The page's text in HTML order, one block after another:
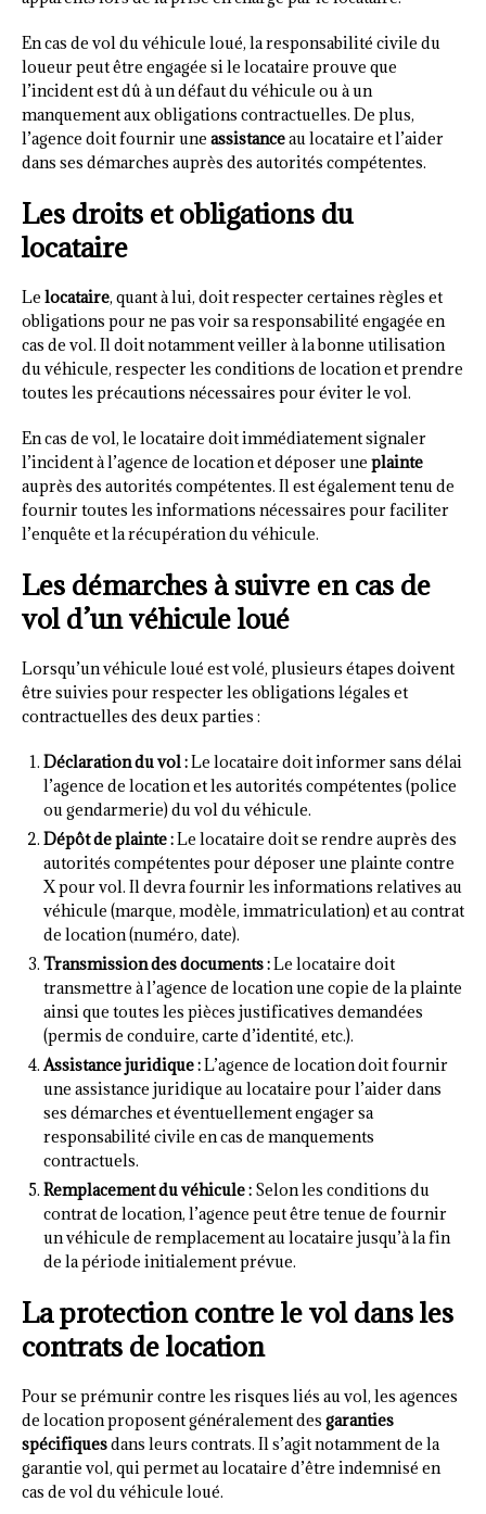
En cas de vol du véhicule loué, la responsabilité civile du
loueur peut être engagée si le locataire prouve que
l’incident est dû à un défaut du véhicule ou à un
manquement aux obligations contractuelles. De plus,
l’agence doit fournir une assistanceau locataire et l’aider
dans ses démarches auprès des autorités compétentes.
Les droits et obligations du
locataire
Le locataire, quant à lui, doit respecter certaines règles et
obligations pour ne pas voir sa responsabilité engagée en
cas de vol. Il doit notamment veiller à la bonne utilisation
du véhicule, respecter les conditions de location et prendre
toutes les précautions nécessaires pour éviter le vol.
En cas de vol, le locataire doit immédiatement signaler
l’incident à l’agence de location et déposer une plainte
auprès des autorités compétentes. Il est également tenu de
fournir toutes les informations nécessaires pour faciliter
l’enquête et la récupération du véhicule.
Les démarches à suivre en cas de
vol d’un véhicule loué
Lorsqu’un véhicule loué est volé, plusieurs étapes doivent
être suivies pour respecter les obligations légales et
contractuelles des deux parties :
Déclaration du vol :Le locataire doit informer sans délai
l’agence de location et les autorités compétentes (police
ou gendarmerie) du vol du véhicule.
Dépôt de plainte :Le locataire doit se rendre auprès des
autorités compétentes pour déposer une plainte contre
X pour vol. Il devra fournir les informations relatives au
véhicule (marque, modèle, immatriculation) et au contrat
de location (numéro, date).
Transmission des documents :Le locataire doit
transmettre à l’agence de location une copie de la plainte
ainsi que toutes les pièces justificatives demandées
(permis de conduire, carte d’identité, etc.).
Assistance juridique :L’agence de location doit fournir
une assistance juridique au locataire pour l’aider dans
ses démarches et éventuellement engager sa
responsabilité civile en cas de manquements
contractuels.
Remplacement du véhicule : Selon les conditions du
contrat de location, l’agence peut être tenue de fournir
un véhicule de remplacement au locataire jusqu’à la fin
de la période initialement prévue.
La protection contre le vol dans les
contrats de location
Pour se prémunir contre les risques liés au vol, les agences
de location proposent généralement des garanties
spécifiquesdans leurs contrats. Il s’agit notamment de la
garantie vol, qui permet au locataire d’être indemnisé en
cas de vol du véhicule loué.